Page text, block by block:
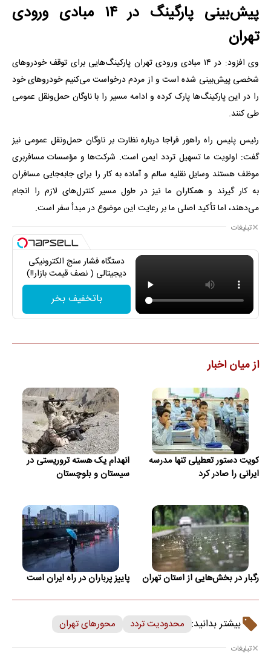
پیش‌بینی پارگینگ در ۱۴ مبادی ورودی
تهران
وی افزود: در ۱۴ مبادی ورودی تهران پارکینگ‌هایی برای توقف خودروهای
شخصی پیش‌بینی شده است و از مردم درخواست می‌کنیم خودروهای خود
را در این پارکینگ‌ها پارک کرده و ادامه مسیر را با ناوگان حمل‌ونقل عمومی
طی کنند.
رئیس پلیس راه راهور فراجا درباره نظارت بر ناوگان حمل‌ونقل عمومی نیز
گفت: اولویت ما تسهیل تردد ایمن است. شرکت‌ها و مؤسسات مسافربری
موظف هستند وسایل نقلیه سالم و آماده به کار را برای جابه‌جایی مسافران
به کار گیرند و همکاران ما نیز در طول مسیر کنترل‌های لازم را انجام
می‌دهند، اما تأکید اصلی ما بر رعایت این موضوع در مبدأ سفر است.
تبلیغات
دستگاه فشار سنج الکترونیکی
دیجیتالی ( نصف قیمت بازار!!)
باتخفیف بخر
از میان اخبار
کویت دستور تعطیلی تنها مدرسه
ایرانی را صادر کرد
انهدام یک هسته تروریستی در
سیستان و بلوچستان
رگبار در بخش‌هایی از استان تهران پاییز پرباران در راه ایران است
بیشتر بدانید: محدودیت تردد محورهای تهران
تبلیغات